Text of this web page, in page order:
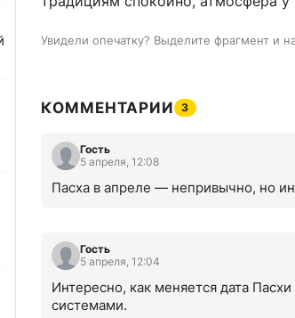
Увидели опечатку? Выделите фрагмент и
КОММЕНТАРИИ 3
Гость
5 апреля, 12:08
Пасха в апреле — непривычно, но
Гость
5 апреля, 12:04
Интересно, как меняется дата
системами.